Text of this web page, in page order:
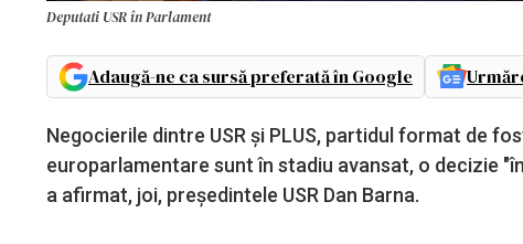
Deputati USR în Parlament
Adaugă-ne ca sursă preferată în Google
Negocierile dintre USR şi PLUS, partidul format de
europarlamentare sunt în stadiu avansat, o decizie
a afirmat, joi, preşedintele USR Dan Barna.